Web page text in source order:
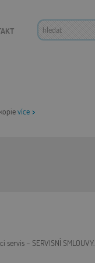
více
– SERVISNÍ SMLOUVY.